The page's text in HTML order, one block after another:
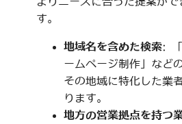
す。
地域名を含めた検索:
ームページ制作」など
その地域に特化した業
ります。
地方の営業拠点を持つ